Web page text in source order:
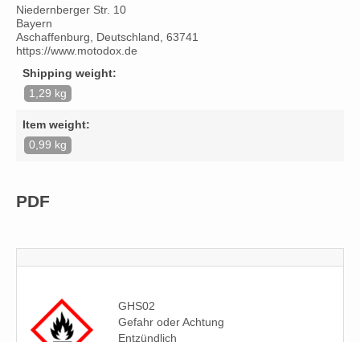
Niedernberger Str. 10
Bayern
Aschaffenburg, Deutschland, 63741
https://www.motodox.de
Shipping weight:
1,29 kg
Item weight:
0,99 kg
PDF
GHS02
Gefahr oder Achtung
Entzündlich